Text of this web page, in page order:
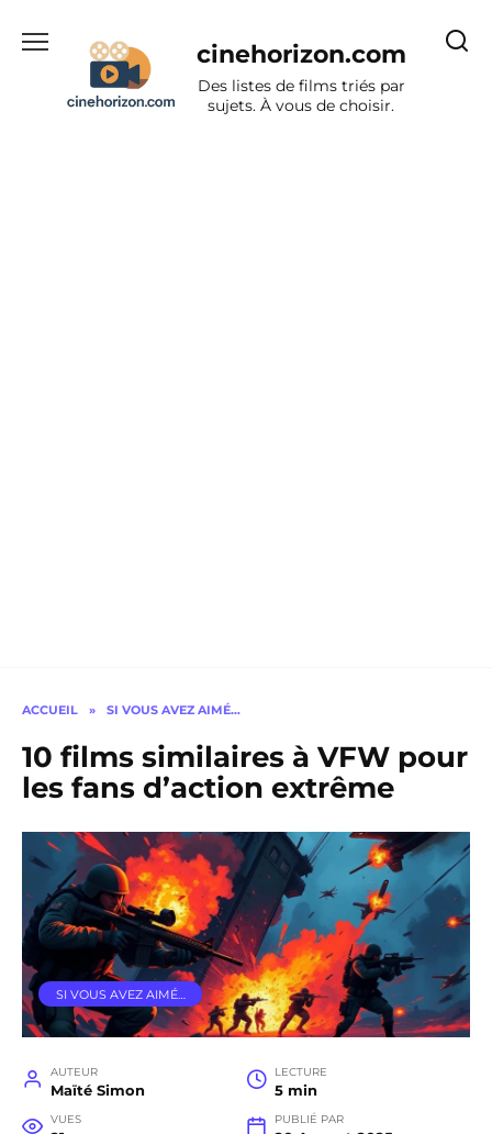
cinehorizon.com
Des listes de films triés par
sujets. À vous de choisir.
ACCUEIL » SI VOUS AVEZ AIMÉ…
10 films similaires à VFW pour
les fans d’action extrême
SI VOUS AVEZ AIMÉ…
AUTEUR
Maïté Simon
LECTURE
5 min
VUES PUBLIÉ PAR